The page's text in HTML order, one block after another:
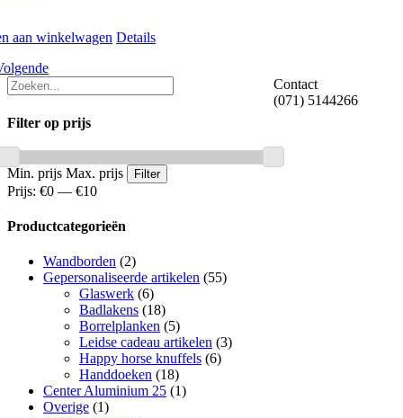
aan winkelwagen Details
Filter op prijs
Min. prijs Max. prijs Filter
Prijs: €0 — €10
Productcategorieën
Wandborden (2)
Gepersonaliseerde artikelen (55)
Glaswerk (6)
Badlakens (18)
Borrelplanken (5)
Leidse cadeau artikelen (3)
Happy horse knuffels (6)
Handdoeken (18)
Center Aluminium 25 (1)
Overige (1)
Contact
(071) 5144266